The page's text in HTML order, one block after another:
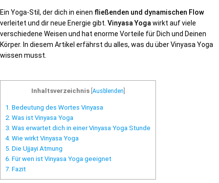
Ein Yoga-Stil, der dich in einen fließenden und dynamischen Flow
verleitet und dir neue Energie gibt. Vinyasa Yoga wirkt auf viele
verschiedene Weisen und hat enorme Vorteile für Dich und Deinen
Körper. In diesem Artikel erfährst du alles, was du über Vinyasa Yoga
wissen musst.
Inhaltsverzeichnis Ausblenden
1. Bedeutung des Wortes Vinyasa
2. Was ist Vinyasa Yoga
3. Was erwartet dich in einer Vinyasa Yoga Stunde
4. Wie wirkt Vinyasa Yoga
5. Die Ujjayi Atmung
6. Für wen ist Vinyasa Yoga geeignet
7. Fazit